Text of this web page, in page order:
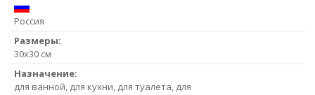
Россия
Размеры:
30x30 см
Назначение:
для ванной, для кухни, для туалета, для